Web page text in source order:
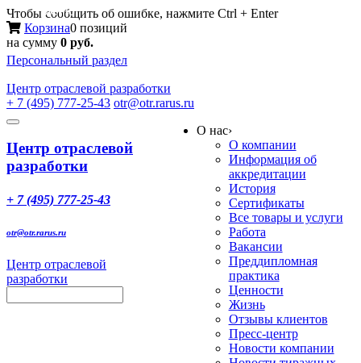
Чтобы сообщить об ошибке, нажмите Ctrl + Enter
Корзина0 позиций
на сумму 0 руб.
Персональный раздел
Центр отраслевой разработки
+ 7 (495) 777-25-43 otr@otr.rarus.ru
Toggle
Меню
Центр отраслевой
разработки
+ 7 (495) 777-25-43
otr@otr.rarus.ru
Центр отраслевой
разработки
О нас›
О компании
Информация об
аккредитации
История
Сертификаты
Все товары и услуги
Работа
Вакансии
Преддипломная
практика
Ценности
Жизнь
Отзывы клиентов
Пресс-центр
Новости компании